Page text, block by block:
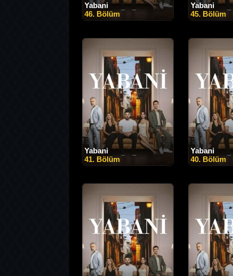
Yabani
46. Bölüm
Yabani
45. Bölüm
Yabani
41. Bölüm
Yabani
40. Bölüm